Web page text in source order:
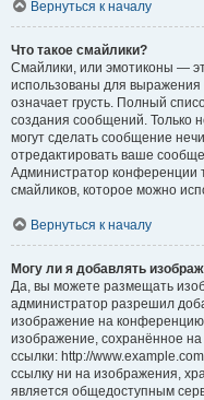
Вернуться к началу
Что такое смайлики?
Смайлики, или эмотиконы —
использованы для выражения
означает грусть. Полный
создания сообщений. Только
могут сделать сообщение
отредактировать ваше
Администратор конференции
смайликов, которое можно
Вернуться к началу
Могу ли я добавлять
Да, вы можете размещать
администратор разрешил
изображение на
изображение, сохранённое
ссылки: http://
ссылку ни на изображения,
является общедоступным